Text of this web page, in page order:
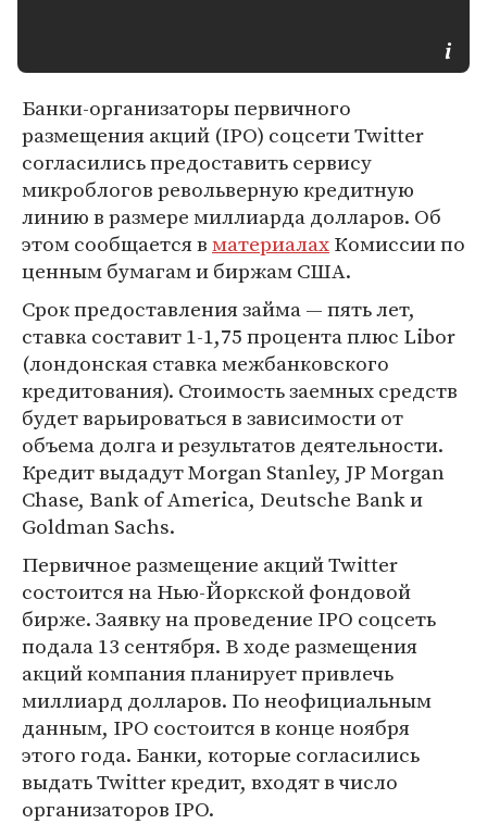
Банки-организаторы первичного
размещения акций (IPO) соцсети Twitter
согласились предоставить сервису
микроблогов револьверную кредитную
линию в размере миллиарда долларов. Об
этом сообщается вматериалахКомиссии по
ценным бумагам и биржам США.
Срок предоставления займа — пять лет,
ставка составит 1-1,75 процента плюс Libor
(лондонская ставка межбанковского
кредитования). Стоимость заемных средств
будет варьироваться в зависимости от
объема долга и результатов деятельности.
Кредит выдадут Morgan Stanley, JP Morgan
Chase, Bank of America, Deutsche Bank и
Goldman Sachs.
Первичное размещение акций Twitter
состоится на Нью-Йоркской фондовой
бирже. Заявку на проведение IPO соцсеть
подала 13 сентября. В ходе размещения
акций компания планирует привлечь
миллиард долларов. По неофициальным
данным, IPO состоится в конце ноября
этого года. Банки, которые согласились
выдать Twitter кредит, входят в число
организаторов IPO.